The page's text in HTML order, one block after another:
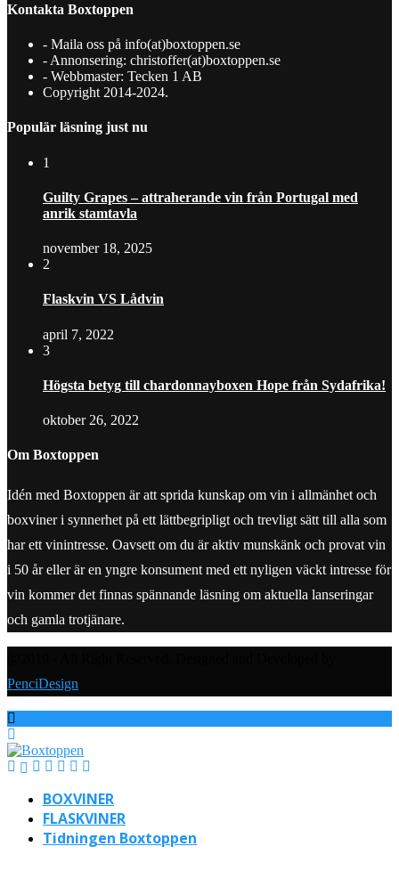
Kontakta Boxtoppen
- Maila oss på info(at)boxtoppen.se
- Annonsering: christoffer(at)boxtoppen.se
- Webbmaster: Tecken 1 AB
Copyright 2014-2024.
Populär läsning just nu
1
Guilty Grapes – attraherande vin från Portugal med
anrik stamtavla
november 18, 2025
2
Flaskvin VS Lådvin
april 7, 2022
3
Högsta betyg till chardonnayboxen Hope från Sydafrika!
oktober 26, 2022
Om Boxtoppen
Idén med Boxtoppen är att sprida kunskap om vin i allmänhet och
boxviner i synnerhet på ett lättbegripligt och trevligt sätt till alla som
har ett vinintresse. Oavsett om du är aktiv munskänk och provat vin
i 50 år eller är en yngre konsument med ett nyligen väckt intresse för
vin kommer det finnas spännande läsning om aktuella lanseringar
och gamla trotjänare.
PenciDesign
BOXVINER
FLASKVINER
Tidningen Boxtoppen